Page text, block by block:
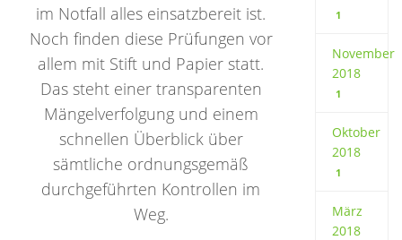
im Notfall alles einsatzbereit ist.
Noch finden diese Prüfungen vor
allem mit Stift und Papier statt.
Das steht einer transparenten
Mängelverfolgung und einem
schnellen Überblick über
sämtliche ordnungsgemäß
durchgeführten Kontrollen im
Weg.
1
November
2018
1
Oktober
2018
1
März
2018